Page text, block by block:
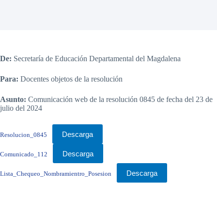
De: Secretaría de Educación Departamental del Magdalena
Para: Docentes objetos de la resolución
Asunto: Comunicación web de la resolución 0845 de fecha del 23 de
julio del 2024
Resolucion_0845 Descarga
Comunicado_112 Descarga
Lista_Chequeo_Nombramientro_Posesion Descarga